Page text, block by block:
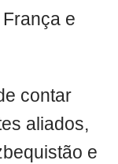
e
contar
aliados,
e